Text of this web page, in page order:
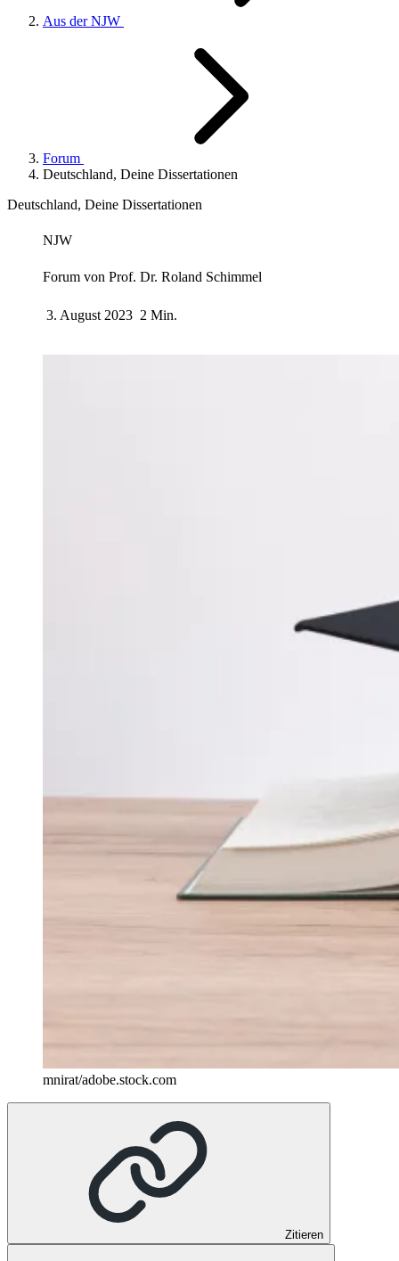
Aus der NJW
Forum
Deutschland, Deine Dissertationen
Deutschland, Deine Dissertationen
NJW
Forum von Prof. Dr. Roland Schimmel
3. August 2023 2 Min.
mnirat/adobe.stock.com
Zitieren